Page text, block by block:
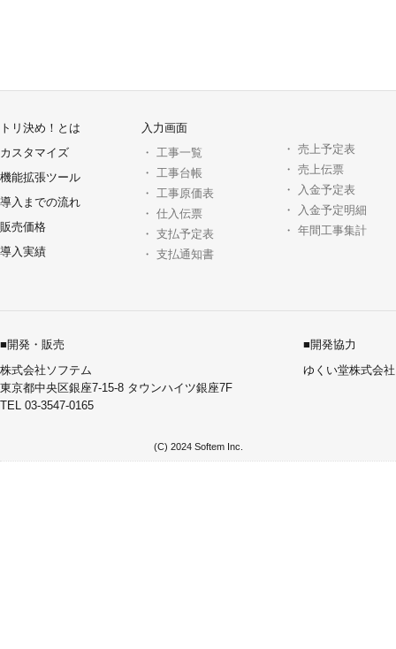
トリ決め！とは
カスタマイズ
機能拡張ツール
導入までの流れ
販売価格
導入実績
入力画面
・ 工事一覧
・ 工事台帳
・ 工事原価表
・ 仕入伝票
・ 支払予定表
・ 支払通知書
・ 売上予定表
・ 売上伝票
・
入金予定表
・
入金予定明細
・ 年間工事集計
■開発・販売
株式会社ソフテム
東京都中央区銀座7-15-8 タウンハイツ銀座7F
TEL 03-3547-0165
■開発協力
ゆくい堂株式会社
(C) 2024 Softem Inc.